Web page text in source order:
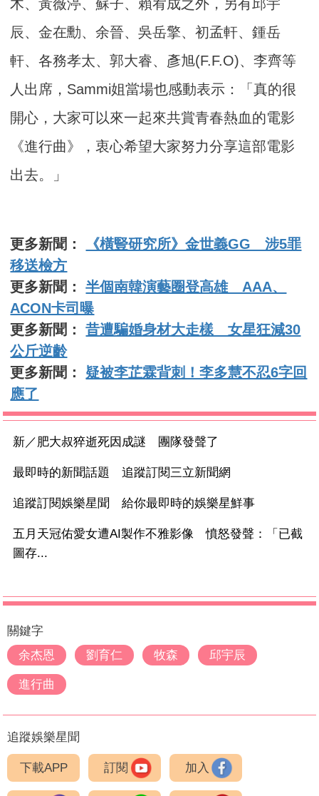
木、黃薇渟、蘇子、賴宥成之外，另有邱宇
辰、金在勳、余晉、吳岳擎、初孟軒、鍾岳
軒、各務孝太、郭大睿、彥旭(F.F.O)、李齊等
人出席，Sammi姐當場也感動表示：「真的很
開心，大家可以來一起來共賞青春熱血的電影
《進行曲》，衷心希望大家努力分享這部電影
出去。」
更多新聞：
《橫豎研究所》金世義GG 涉5罪
移送檢方
更多新聞：半個南韓演藝圈登高雄 AAA、
ACON卡司曝
更多新聞：昔遭騙婚身材大走樣 女星狂減30
公斤逆齡
更多新聞： 疑被李芷霖背刺！李多慧不忍6字回
應了
新／肥大叔猝逝死因成謎 團隊發聲了
最即時的新聞話題 追蹤訂閱三立新聞網
追蹤訂閱娛樂星聞 給你最即時的娛樂星鮮事
五月天冠佑愛女遭AI製作不雅影像 憤怒發聲：「已截
圖存...
關鍵字
余杰恩
劉育仁 牧森 邱宇辰
進行曲
追蹤娛樂星聞
下載APP 訂閱 加入